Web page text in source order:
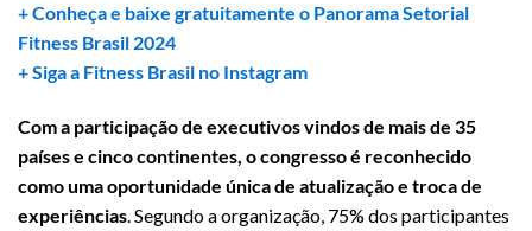
+ Conheça e baixe gratuitamente o Panorama Setorial
Fitness Brasil 2024
+ Siga a Fitness Brasil no Instagram
Com a participação de executivos vindos de mais de 35
países e cinco continentes, o congresso é reconhecido
como uma oportunidade única de atualização e troca de
experiências. Segundo a organização, 75% dos participantes